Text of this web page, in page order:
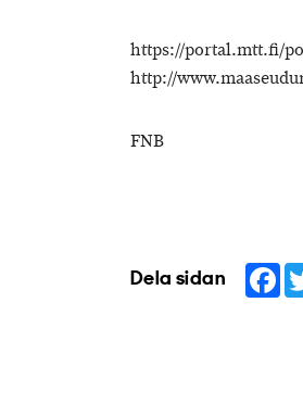
https://portal.mtt.fi/
http://
FNB
Dela sidan